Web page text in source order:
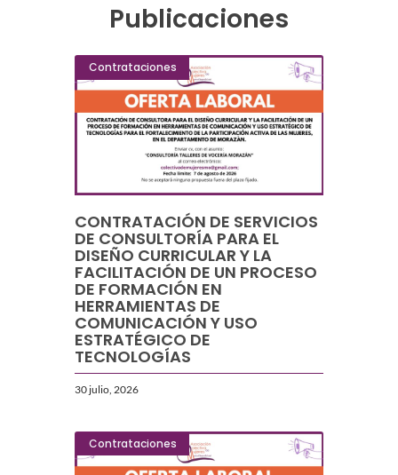
Publicaciones
Contrataciones
CONTRATACIÓN DE SERVICIOS
DE CONSULTORÍA PARA EL
DISEÑO CURRICULAR Y LA
FACILITACIÓN DE UN PROCESO
DE FORMACIÓN EN
HERRAMIENTAS DE
COMUNICACIÓN Y USO
ESTRATÉGICO DE
TECNOLOGÍAS
30 julio, 2026
Contrataciones